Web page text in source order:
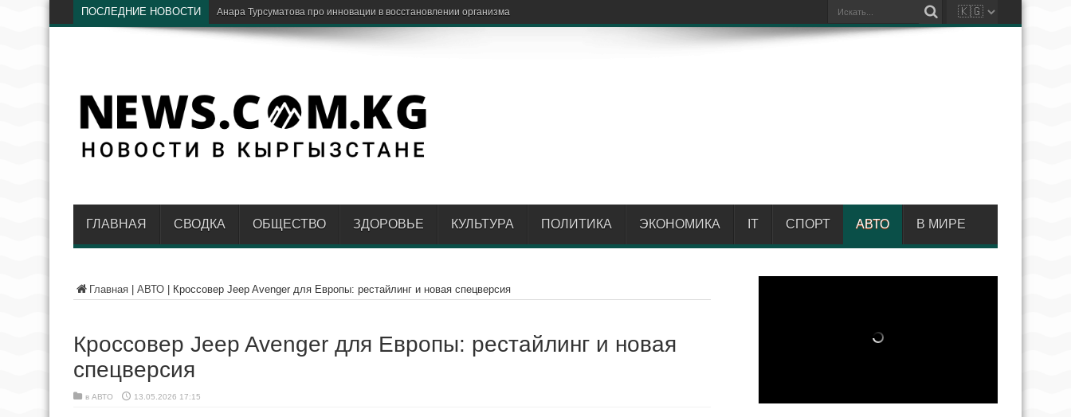
ПОСЛЕДНИЕ НОВОСТИ В путешествиях стало ещё удобнее вместе с роумин
ГЛАВНАЯ СВОДКА ОБЩЕСТВО ЗДОРОВЬЕ КУЛЬТУРА ПОЛИТИКА ЭКОНОМИКА IT СПОРТ АВТО В МИРЕ
Главная АВТО Кроссовер Jeep Avenger для Европы: рестайлинг и новая спецверсия
Кроссовер Jeep Avenger для Европы: рестайлинг и новая
спецверсия
в АВТО 13.05.2026 17:15